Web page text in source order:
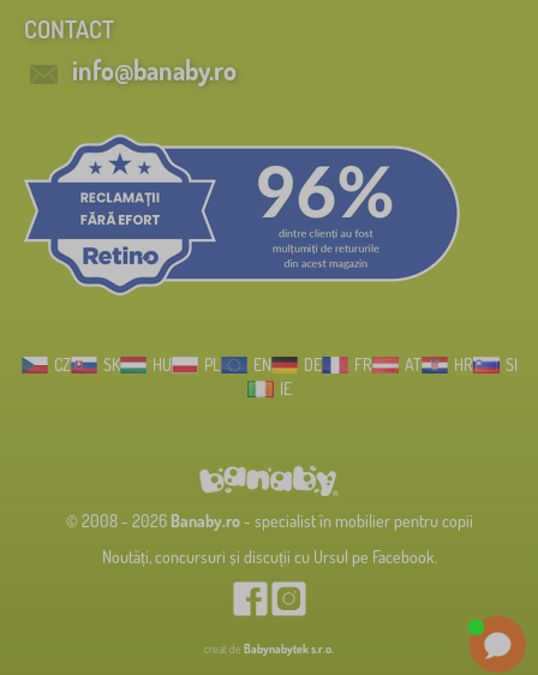
CONTACT
info@banaby.ro
CZ SK HU PL EN DE FR AT HR
SI
IE
© 2008 - 2026 Banaby.ro- specialist în mobilier pentru copii
Noutăți, concursuri și discuții cu Ursul pe Facebook.
creat de Babynabytek s.r.o.